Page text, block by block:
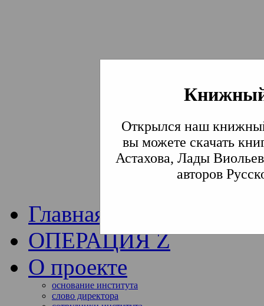
Открылся наш
вы можете скачать
Астахова, Лады
авторов
Институт
Традиции СВА
Главная
ОПЕРАЦИЯ Z
О проекте
основание института
слово директора